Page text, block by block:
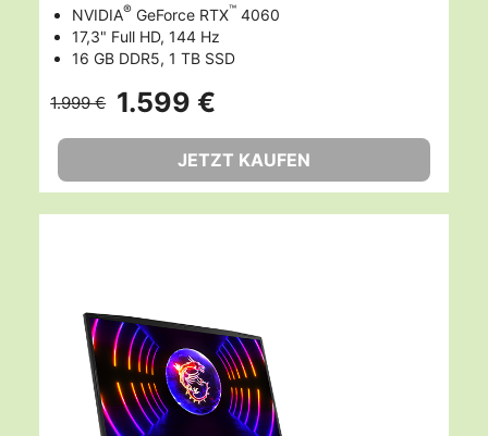
NVIDIA® GeForce RTX™ 4060
17,3" Full HD, 144 Hz
16 GB DDR5, 1 TB SSD
1.999 € 1.599 €
JETZT KAUFEN